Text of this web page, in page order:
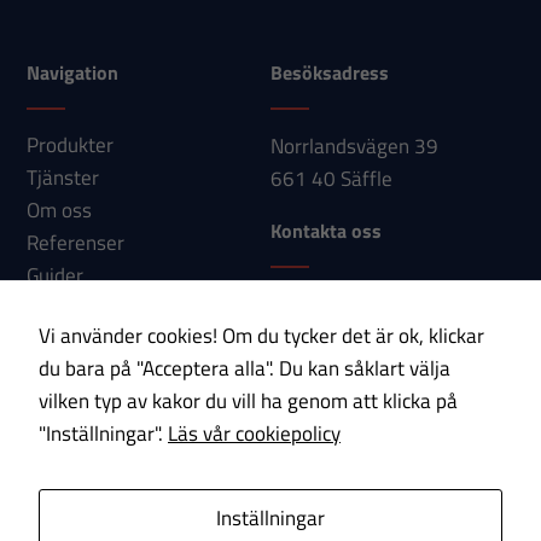
Navigation
Produkter
Tjänster
Om oss
Referenser
Guider
Kontakt
Besöksadress
Norrlandsvägen 39
661 40 Säffle
Kontakta oss
E-post:
info@paab.com
Prenumerera på vårt nyhetsbrev!
Vi använder cookies! Om du tycker det är ok, klickar
du bara på "Acceptera alla". Du kan såklart välja
vilken typ av kakor du vill ha genom att klicka på
"Inställningar". Läs vår cookiepolicy
Inställningar
För att vår
hemsida ska
prestera så
möjligt under
Om du nekar
dessa
cookies
kommer viss
från